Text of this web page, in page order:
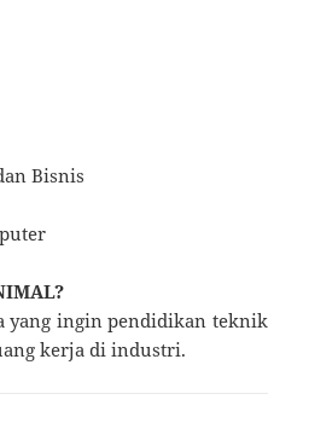
Bisnis
yang ingin pendidikan teknik
kerja di industri.